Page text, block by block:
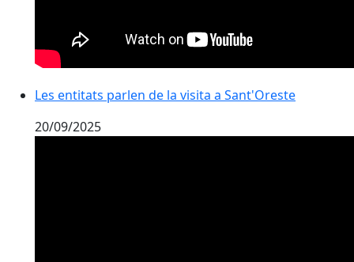
Les entitats parlen de la visita a Sant'Oreste
20/09/2025